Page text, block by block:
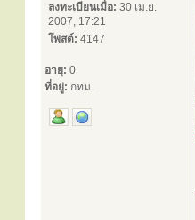
ลงทะเบียนเมื่อ: 30 เม.ย.
2007, 17:21
โพสต์: 4147
อายุ: 0
ที่อยู่: กทม.